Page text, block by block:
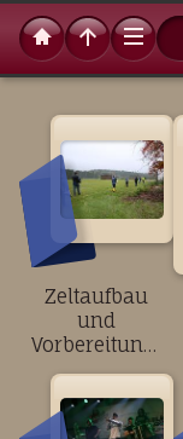
Zeltaufbau
und
Vorbereitungen